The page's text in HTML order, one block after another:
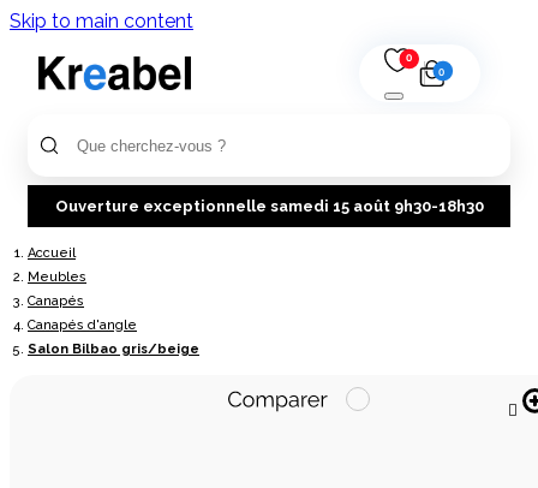
Skip to main content
0
0
Ouverture exceptionnelle samedi 15 août 9h30-18h30
Accueil
Meubles
Canapés
Canapés d'angle
Salon Bilbao gris/beige
